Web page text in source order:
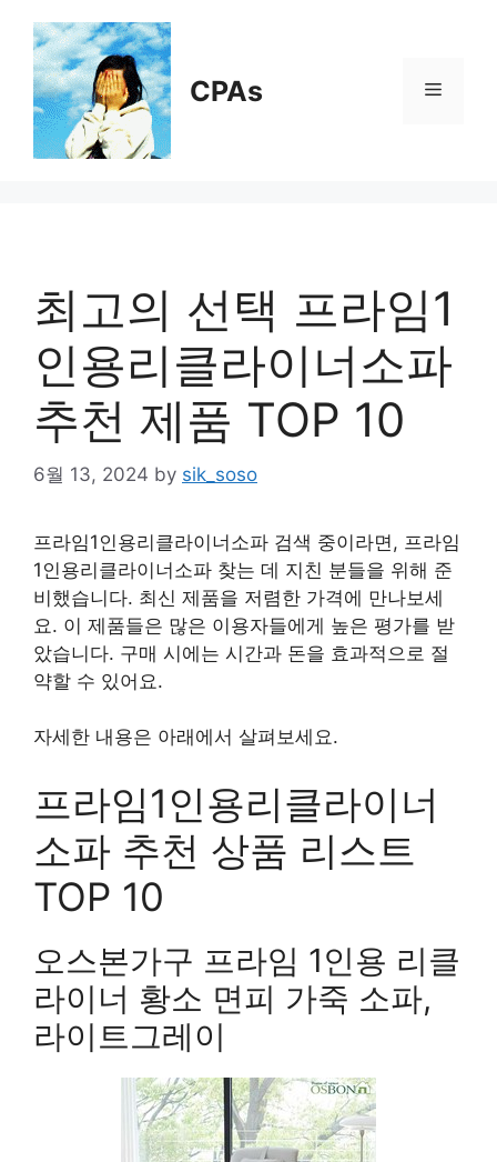
content
CPAs Menu
최고의 선택 프라임1
인용리클라이너소파
추천 제품 TOP 10
6월 13, 2024 by sik_soso
프라임1인용리클라이너소파 검색 중이라면, 프라임
1인용리클라이너소파 찾는 데 지친 분들을 위해 준
비했습니다. 최신 제품을 저렴한 가격에 만나보세
요. 이 제품들은 많은 이용자들에게 높은 평가를 받
았습니다. 구매 시에는 시간과 돈을 효과적으로 절
약할 수 있어요.
자세한 내용은 아래에서 살펴보세요.
프라임1인용리클라이너
소파 추천 상품 리스트
TOP 10
오스본가구 프라임 1인용 리클
라이너 황소 면피 가죽 소파,
라이트그레이